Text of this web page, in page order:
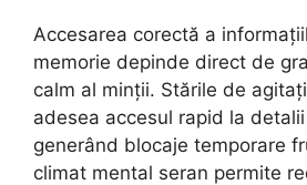
Accesarea corectă a
memorie depinde direct de
calm al minții. Stările de
adesea accesul rapid la
generând blocaje temporare
climat mental seran permite